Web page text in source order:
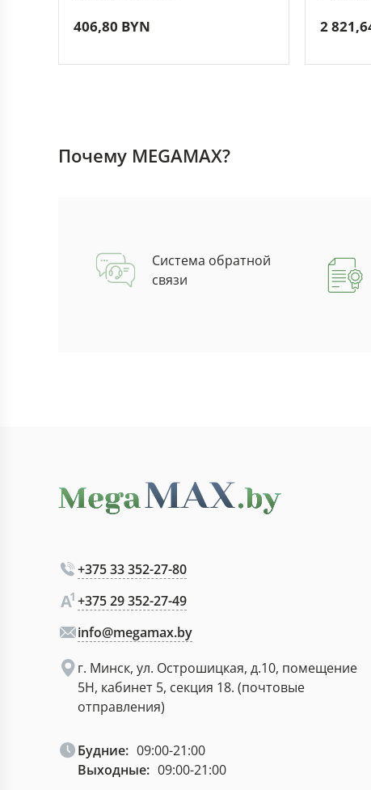
406,80 BYN 2
Почему MEGAMAX?
Система обратной
связи
+375 33 352-27-80
+375 29 352-27-49
info@megamax.by
г. Минск, ул. Острошицкая, д.10, помещение
5Н, кабинет 5, секция 18. (почтовые
отправления)
Будние: 09:00-21:00
Выходные: 09:00-21:00